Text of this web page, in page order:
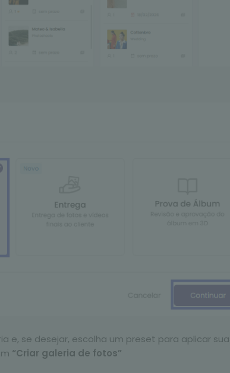
e, se desejar, escolha um preset para aplicar
“Criar galeria de fotos”